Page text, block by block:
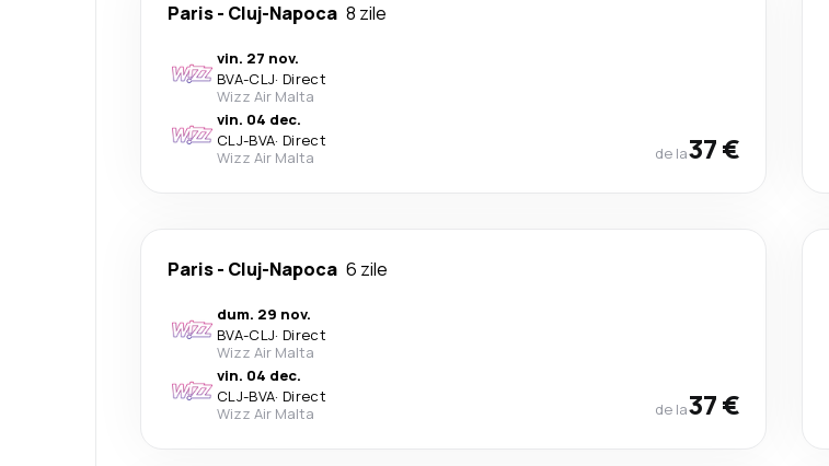
Paris- Cluj-Napoca 8 zile
vin. 27 nov.
BVA-CLJ· Direct
Wizz Air Malta
vin. 04 dec.
CLJ-BVA· Direct
Wizz Air Malta
de la37 €
Paris- Cluj-Napoca 6 zile
dum. 29 nov.
BVA-CLJ· Direct
Wizz Air Malta
vin. 04 dec.
CLJ-BVA· Direct
Wizz Air Malta
de la37 €